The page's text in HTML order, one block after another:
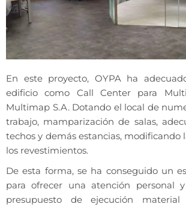
En este proyecto, OYPA ha
edificio como Call Center para
Multimap S.A. Dotando el local de
trabajo, mamparización de salas,
techos y demás estancias, modificando
los revestimientos.
De esta forma, se ha conseguido un
para ofrecer una atención personal
presupuesto de ejecución